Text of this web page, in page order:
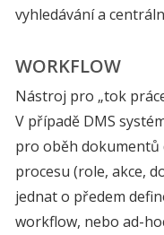
vyhledávání a
WORKFLOW
Nástroj pro „tok
V případě DMS
pro oběh dokumentů
procesu (role, akce,
jednat o předem
workflow, nebo ad-